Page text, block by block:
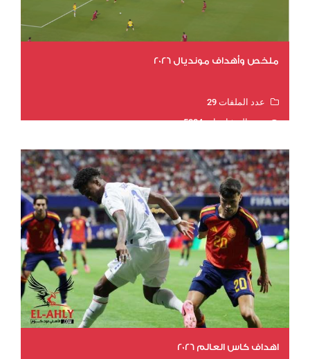
ملخص وأهداف مونديال 2026
عدد الملفات 29
عدد المشاهدات 5004
اهداف كاس العالم 2026